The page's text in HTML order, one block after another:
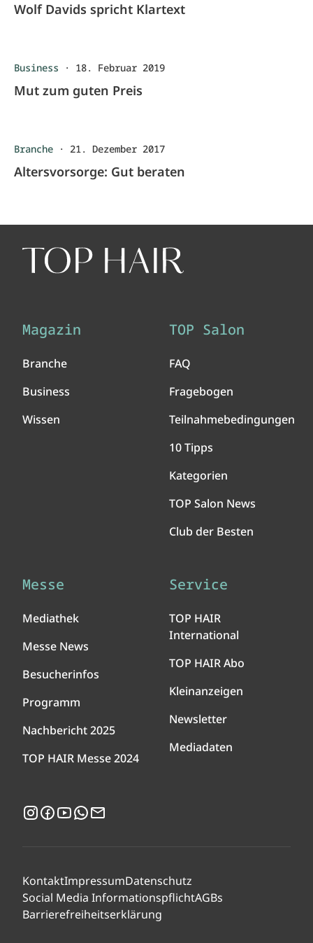
Wolf Davids spricht Klartext
Business · 18. Februar 2019
Mut zum guten Preis
Branche · 21. Dezember 2017
Altersvorsorge: Gut beraten
Magazin
Branche
Business
Wissen
TOP Salon
FAQ
Fragebogen
Teilnahmebedingungen
10 Tipps
Kategorien
TOP Salon News
Club der Besten
Messe
Mediathek
Messe News
Besucherinfos
Programm
Nachbericht 2025
TOP HAIR Messe 2024
Service
TOP HAIR
International
TOP HAIR Abo
Kleinanzeigen
Newsletter
Mediadaten
Instagram
Facebook
YouTubeWhatsApp
KontaktImpressumDatenschutz
Social Media InformationspflichtAGBs
Barrierefreiheitserklärung